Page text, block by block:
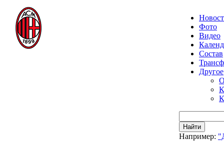
Фото
Видео
Состав
Другое
Найти
Например: